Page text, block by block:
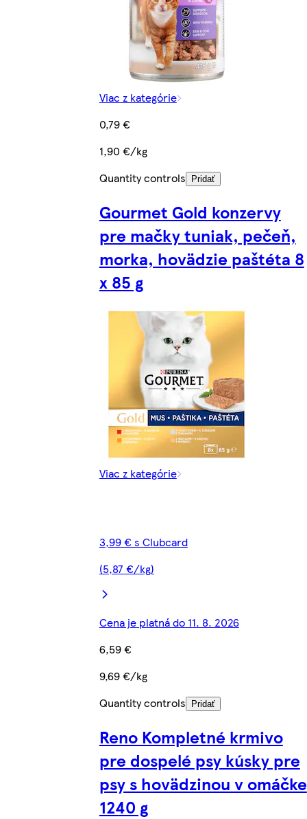
Viac z kategórie
0,79 €
1,90 €/kg
Quantity controls
Pridať
Gourmet Gold konzervy
pre mačky tuniak, pečeň,
morka, hovädzie paštéta 8
x 85 g
Viac z kategórie
3,99 € s Clubcard
(5,87 €/kg)
Cena je platná do 11. 8. 2026
6,59 €
9,69 €/kg
Quantity controls
Pridať
Reno Kompletné krmivo
pre dospelé psy kúsky pre
psy s hovädzinou v omáčke
1240 g